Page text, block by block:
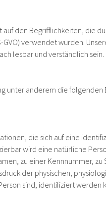
auf den Begrifflichkeiten, die
GVO) verwendet wurden.
lesbar und verständlich
unter anderem die folgenden
die sich auf eine
wird eine natürliche
zu einer Kennnummer,
der physischen,
sind, identifiziert werden